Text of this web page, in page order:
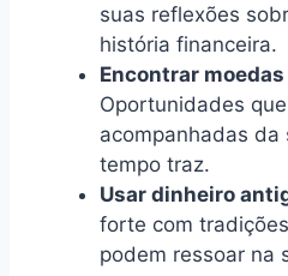
suas reflexões
história financeira.
Encontrar
Oportunidades
acompanhadas da
tempo traz.
Usar dinheiro
forte com
podem ressoar na